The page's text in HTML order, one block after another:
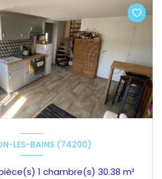
LES-BAINS (74200)
Appartement 2 pièce(s) 1 chambre(s) 30.38 m²